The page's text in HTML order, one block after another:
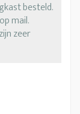
besteld.
mail.
zeer